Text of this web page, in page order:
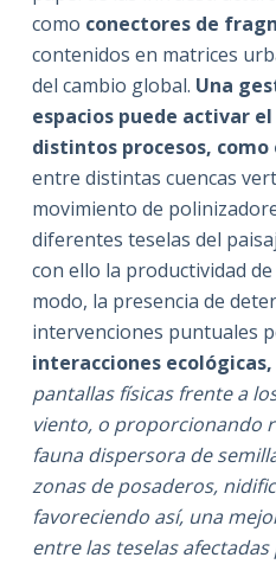
como conectores de
contenidos en matrices
del cambio global. Una
espacios puede activar
distintos procesos,
entre distintas cuencas
movimiento de
diferentes teselas del
con ello la productividad
modo, la presencia de
intervenciones puntuales
interacciones ecológicas,
pantallas físicas frente a
viento, o proporcionando
fauna dispersora de
zonas de posaderos,
favoreciendo así, una
entre las teselas